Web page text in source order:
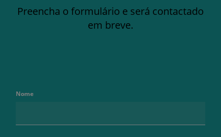
Preencha o formulário e será contactado
em breve.
Nome